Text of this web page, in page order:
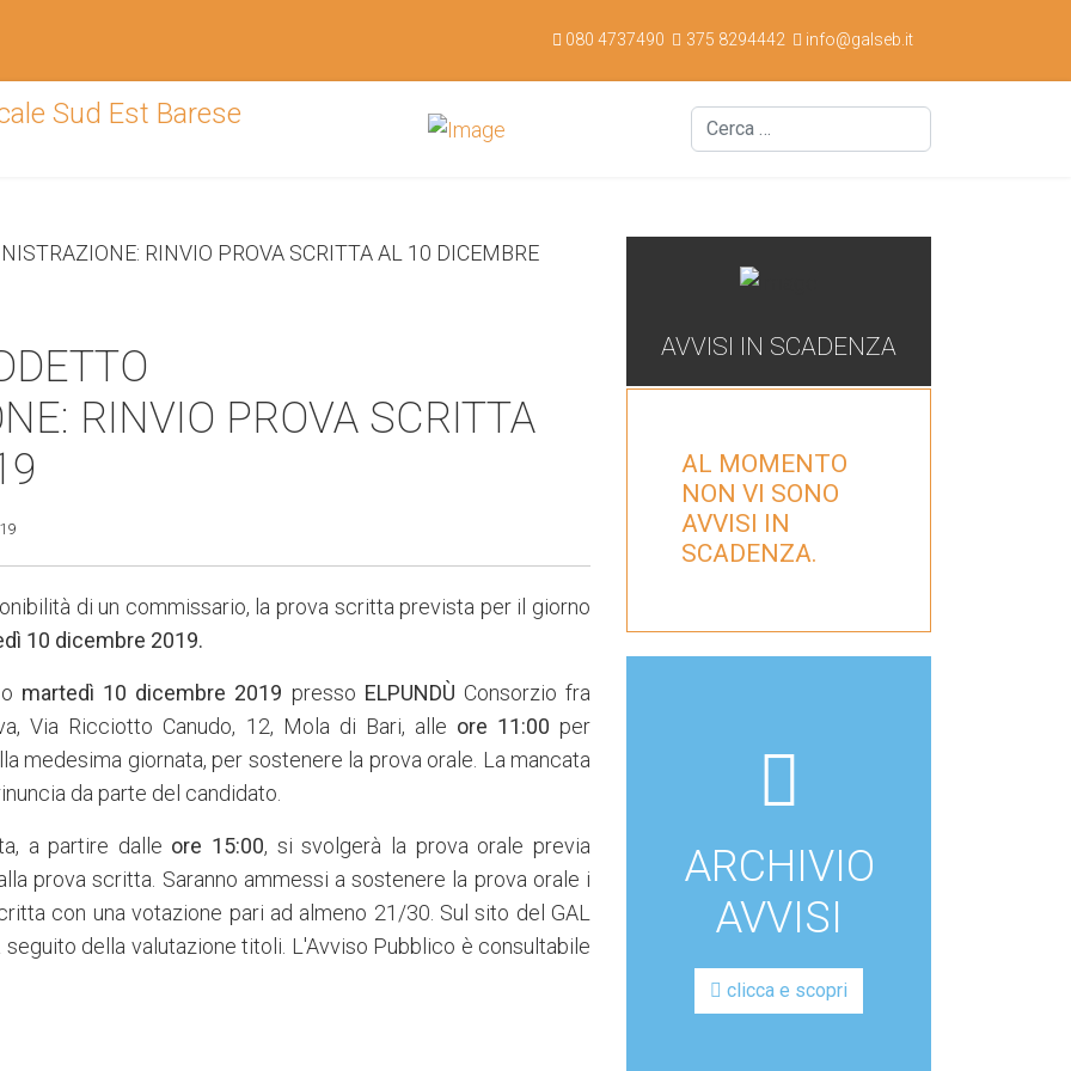
080 4737490 375 8294442 info@galseb.it
Cerca
RINVIO PROVA SCRITTA
di un commissario, la prova scritta prevista per il giorno
10 dicembre 2019.
martedì 10 dicembre 2019 presso ELPUNDÙ Consorzio fra
Via Ricciotto Canudo, 12, Mola di Bari, alle ore 11:00 per
medesima giornata, per sostenere la prova orale. La mancata
da parte del candidato.
a partire dalle ore 15:00, si svolgerà la prova orale previa
prova scritta. Saranno ammessi a sostenere la prova orale i
con una votazione pari ad almeno 21/30. Sul sito del GAL
della valutazione titoli. L'Avviso Pubblico è consultabile
AVVISI IN SCADENZA
AL MOMENTO
NON VI SONO
AVVISI IN
SCADENZA.
archive
ARCHIVIO
AVVISI
clicca e scopri